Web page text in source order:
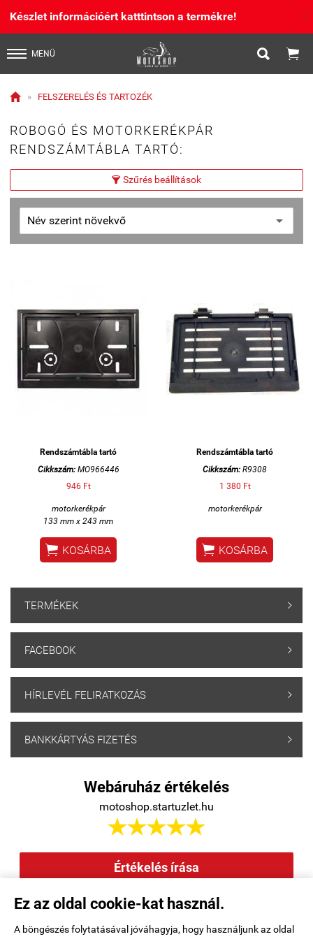
Ez az oldal cookie-kat használ.
A böngészés folytatásával jóváhagyja, hogy használjunk az oldal
Készlet információért katttintson a termékre! X
MENÜ  
 » FELSZERELÉS ÉS TARTOZÉK
ROBOGÓ ÉS MOTORKERÉKPÁR
RENDSZÁMTÁBLA TARTÓ:
 Szűrés beállítások
Rendszámtábla tartó
Cikkszám:MO966446
946 Ft
motorkerékpár
133 mm x 243 mm
 KOSÁRBA
Rendszámtábla tartó
Cikkszám: R9308
1 380 Ft
motorkerékpár
 KOSÁRBA
TERMÉKEK 
FACEBOOK 
HÍRLEVÉL FELIRATKOZÁS 
BANKKÁRTYÁS FIZETÉS 
Webáruház értékelés
motoshop.startuzlet.hu

Értékelés írása